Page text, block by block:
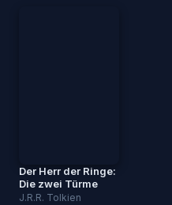
Der Herr der Ringe:
Die zwei Türme
J.R.R. Tolkien